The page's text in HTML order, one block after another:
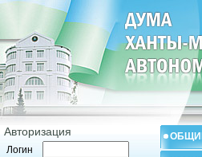
Авторизация
Логин